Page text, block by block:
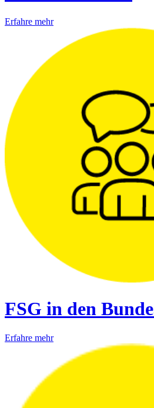
Erfahre mehr
FSG in den
Erfahre mehr